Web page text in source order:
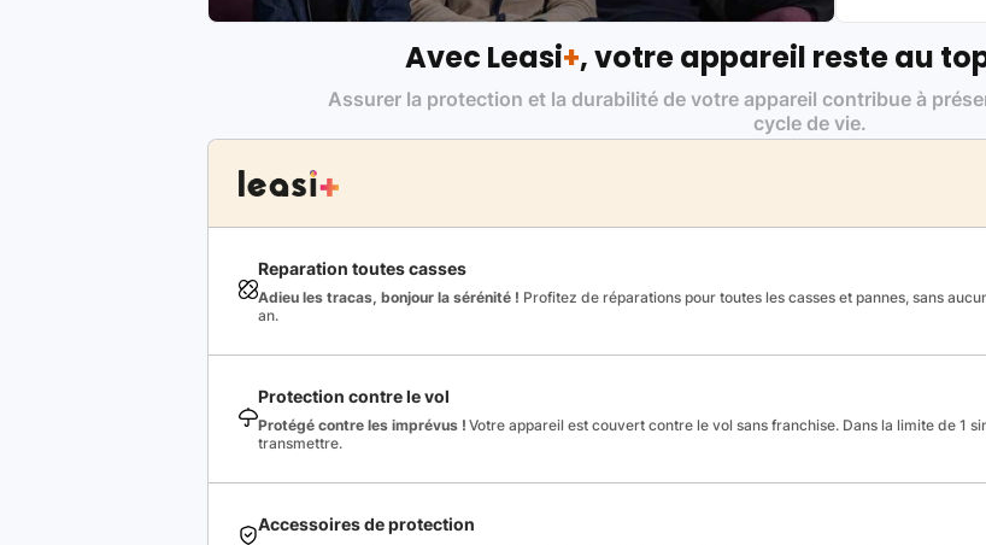
Avec Leasi+, votre appareil reste au
Assurer la protection et la durabilité de votre appareil contribue à
cycle de vie.
Reparation toutes casses
Adieu les tracas, bonjour la sérénité ! Profitez de réparations pour toutes les casses et pannes, sans
an.
Protection contre le vol
Protégé contre les imprévus ! Votre appareil est couvert contre le vol sans franchise. Dans la limite de 1
transmettre.
Accessoires de protection